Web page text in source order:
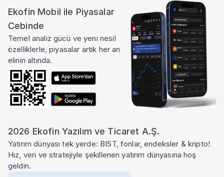
Ekofin Mobil ile Piyasalar
Cebinde
Temel analiz gücü ve yeni nesil
özelliklerle, piyasalar artık her an
elinin altında.
2026 Ekofin Yazılım ve Ticaret A.Ş.
Yatırım dünyası tek yerde: BIST, fonlar, endeksler & kripto!
Hız, veri ve stratejiyle şekillenen yatırım dünyasına hoş
geldin.